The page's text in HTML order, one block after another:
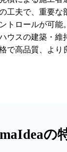
工夫で、重要な
トロールが可能。
ウスの建築・維
で高品質、より
の